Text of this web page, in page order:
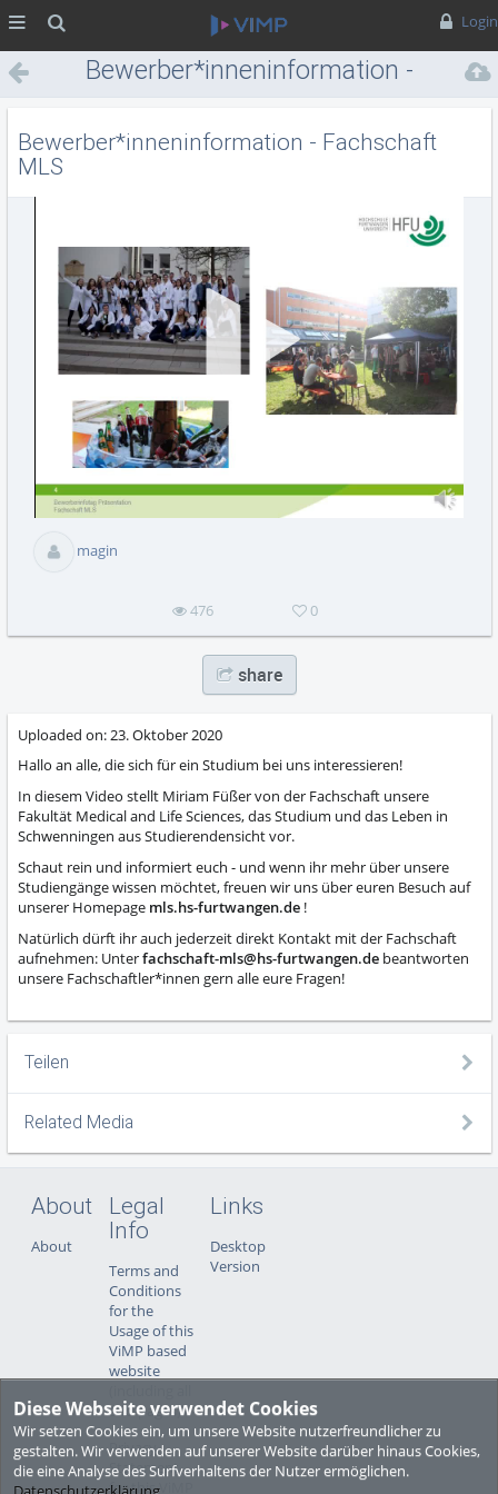
Login
Diese Webseite verwendet Cookies
Wir setzen Cookies ein, um unsere Website nutzerfreundlicher zu
gestalten. Wir verwenden auf unserer Website darüber hinaus Cookies,
die eine Analyse des Surfverhaltens der Nutzer ermöglichen.
Bewerber*inneninformation -
Fachschaft MLS
Bewerber*inneninformation - Fachschaft
MLS
magin
476 0
share
Uploaded on:23. Oktober 2020
Hallo an alle, die sich für ein Studium bei uns interessieren!
In diesem Video stellt Miriam Füßer von der Fachschaft unsere
Fakultät Medical and Life Sciences, das Studium und das Leben in
Schwenningen aus Studierendensicht vor.
Schaut rein und informiert euch - und wenn ihr mehr über unsere
Studiengänge wissen möchtet, freuen wir uns über euren Besuch auf
unserer Homepage mls.hs-furtwangen.de !
Natürlich dürft ihr auch jederzeit direkt Kontakt mit der Fachschaft
aufnehmen: Unterfachschaft-mls@hs-furtwangen.de beantworten
unsere Fachschaftler*innen gern alle eure Fragen!
Teilen
Related Media
About
About
Legal
Info
Terms and
Conditions
for the
Usage of this
ViMP based
website
sub-pages)
Privacy
Statement
for this ViMP
Links
Desktop
Version